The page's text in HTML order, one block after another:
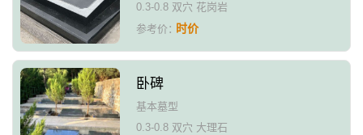
0.3-0.8 双穴 花岗岩
参考价：时价
卧碑
基本墓型
0.3-0.8 双穴 大理石